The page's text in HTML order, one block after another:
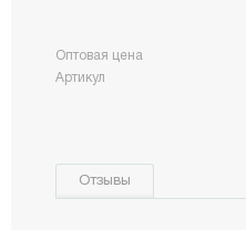
Оптовая цена
Артикул
Отзывы